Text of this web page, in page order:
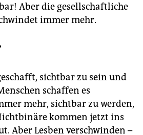
Aber die gesellschaftliche
immer mehr.
sichtbar zu sein und
schaffen es
mehr, sichtbar zu werden,
kommen jetzt ins
Aber Lesben verschwinden –